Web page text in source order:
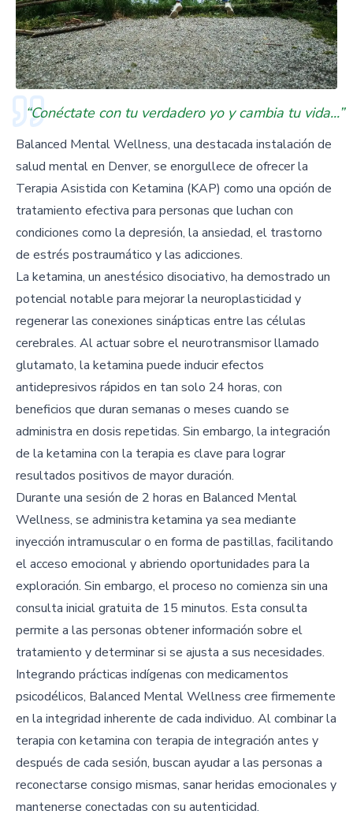
“Conéctate con tu verdadero yo y cambia tu vida...”
Balanced Mental Wellness, una destacada instalación de
salud mental en Denver, se enorgullece de ofrecer la
Terapia Asistida con Ketamina (KAP) como una opción de
tratamiento efectiva para personas que luchan con
condiciones como la depresión, la ansiedad, el trastorno
de estrés postraumático y las adicciones.
La ketamina, un anestésico disociativo, ha demostrado un
potencial notable para mejorar la neuroplasticidad y
regenerar las conexiones sinápticas entre las células
cerebrales. Al actuar sobre el neurotransmisor llamado
glutamato, la ketamina puede inducir efectos
antidepresivos rápidos en tan solo 24 horas, con
beneficios que duran semanas o meses cuando se
administra en dosis repetidas. Sin embargo, la integración
de la ketamina con la terapia es clave para lograr
resultados positivos de mayor duración.
Durante una sesión de 2 horas en Balanced Mental
Wellness, se administra ketamina ya sea mediante
inyección intramuscular o en forma de pastillas, facilitando
el acceso emocional y abriendo oportunidades para la
exploración. Sin embargo, el proceso no comienza sin una
consulta inicial gratuita de 15 minutos. Esta consulta
permite a las personas obtener información sobre el
tratamiento y determinar si se ajusta a sus necesidades.
Integrando prácticas indígenas con medicamentos
psicodélicos, Balanced Mental Wellness cree firmemente
en la integridad inherente de cada individuo. Al combinar la
terapia con ketamina con terapia de integración antes y
después de cada sesión, buscan ayudar a las personas a
reconectarse consigo mismas, sanar heridas emocionales y
mantenerse conectadas con su autenticidad.